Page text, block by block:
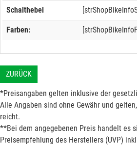
Schalthebel
Farben:
ZURÜCK
*Preisangaben gelten inklusive der
Alle Angaben sind ohne Gewähr und
reicht.
**Bei dem angegebenen Preis handelt es
Preisempfehlung des Herstellers (UVP)